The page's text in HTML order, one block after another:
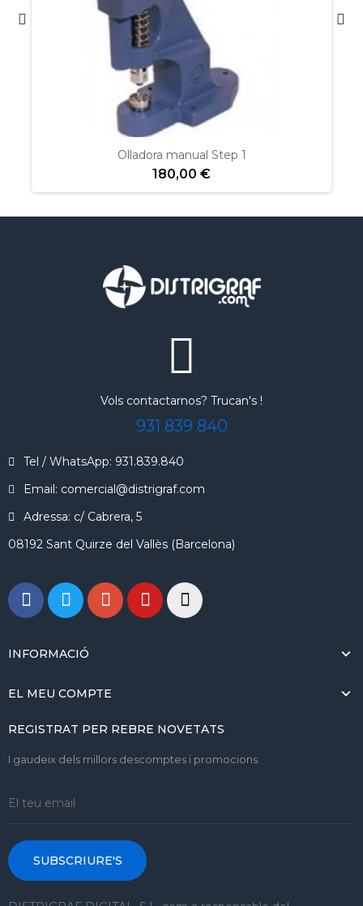
Olladora manual Step 1
180,00 €
Vols contactarnos? Trucan's !
931 839 840
Tel / WhatsApp: 931.839.840
Email: comercial@distrigraf.com
Adressa: c/ Cabrera, 5
08192 Sant Quirze del Vallès (Barcelona)
INFORMACIÓ
EL MEU COMPTE
REGISTRAT PER REBRE NOVETATS
I gaudeix dels millors descomptes i promocions
SUBSCRIURE'S